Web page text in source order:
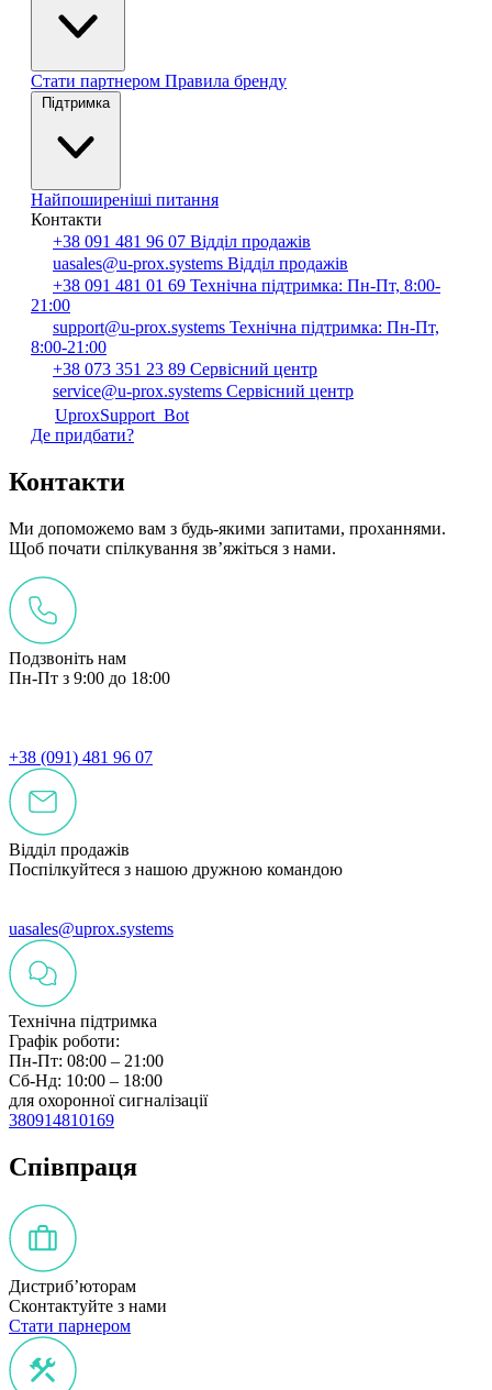
Стати партнером Правила бренду
Підтримка
Найпоширеніші питання
Контакти
+38 091 481 96 07 Відділ продажів
uasales@u-prox.systems Відділ продажів
+38 091 481 01 69 Технічна підтримка: Пн-Пт, 8:00-
21:00
support@u-prox.systems Технічна підтримка: Пн-Пт,
8:00-21:00
+38 073 351 23 89 Сервісний центр
service@u-prox.systems Сервісний центр
UproxSupport_Bot
Де придбати?
Контакти
Ми допоможемо вам з будь-якими запитами, проханнями.
Щоб почати спілкування зв’яжіться з нами.
Подзвоніть нам
Пн-Пт з 9:00 до 18:00
+38 (091) 481 96 07
Відділ продажів
Поспілкуйтеся з нашою дружною командою
uasales@uprox.systems
Технічна підтримка
Графік роботи:
Пн-Пт: 08:00 – 21:00
Сб-Нд: 10:00 – 18:00
для охоронної сигналізації
380914810169
Співпраця
Дистриб’юторам
Сконтактуйте з нами
Стати парнером